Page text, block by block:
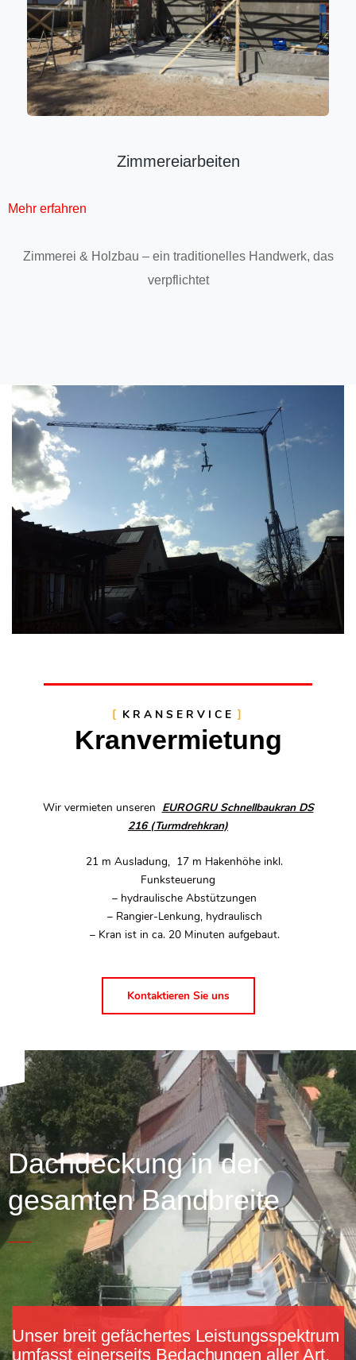
Zimmereiarbeiten
Mehr erfahren
Zimmerei & Holzbau – ein traditionelles Handwerk, das
verpflichtet
KRANSERVICE
Kranvermietung
Wir vermieten unseren EUROGRU Schnellbaukran DS
216 (Turmdrehkran)
21 m Ausladung, 17 m Hakenhöhe inkl.
Funksteuerung
– hydraulische Abstützungen
– Rangier-Lenkung, hydraulisch
– Kran ist in ca. 20 Minuten aufgebaut.
Kontaktieren Sie uns
Dachdeckung in der
gesamten Bandbreite
Unser breit gefächertes Leistungsspektrum
umfasst einerseits Bedachungen aller Art,